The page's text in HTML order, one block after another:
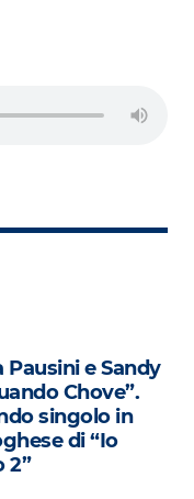
Pausini e Sandy
Chove”.
singolo in
di “Io
2”